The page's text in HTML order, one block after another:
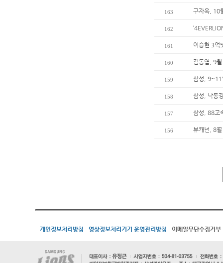
163 구자욱, 10
162
161 이승현 3억
160 김동엽, 9
159 삼성, 9~11
158 삼성, 낙동
157 삼성, 88고
156 뷰캐넌, 8
개인정보처리방침 영상정보처리기기 운영관리방침 이메일무단수집거부